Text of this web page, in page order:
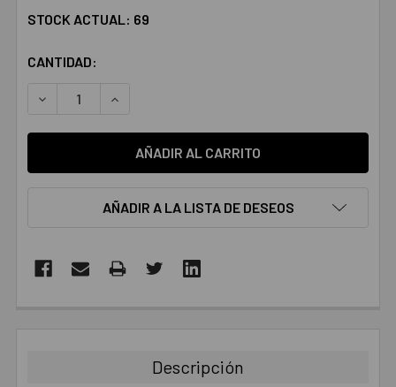
STOCK ACTUAL: 69
CANTIDAD:
DISMINUIR LA CANTIDAD:AUMENTAR LA CANTIDAD:
AÑADIR A LA LISTA DE DESEOS
Descripción